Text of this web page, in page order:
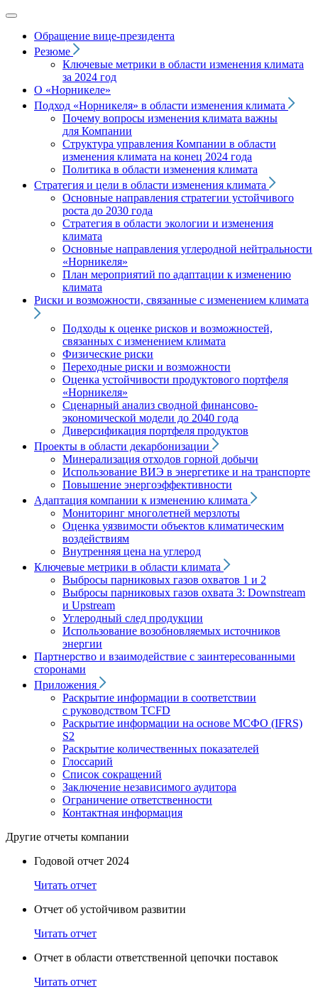
Обращение вице‑президента
Резюме
Ключевые метрики в области изменения климата
за 2024 год
О «Норникеле»
Подход «Норникеля» в области изменения климата
Почему вопросы изменения климата важны
для Компании
Структура управления Компании в области
изменения климата на конец 2024 года
Политика в области изменения климата
Стратегия и цели в области изменения климата
Основные направления стратегии устойчивого
роста до 2030 года
Стратегия в области экологии и изменения
климата
Основные направления углеродной нейтральности
«Норникеля»
План мероприятий по адаптации к изменению
климата
Риски и возможности, связанные с изменением климата
Подходы к оценке рисков и возможностей,
связанных с изменением климата
Физические риски
Переходные риски и возможности
Оценка устойчивости продуктового портфеля
«Норникеля»
Сценарный анализ сводной финансово-
экономической модели до 2040 года
Диверсификация портфеля продуктов
Проекты в области декарбонизации
Минерализация отходов горной добычи
Использование ВИЭ в энергетике и на транспорте
Повышение энергоэффективности
Адаптация компании к изменению климата
Мониторинг многолетней мерзлоты
Оценка уязвимости объектов климатическим
воздействиям
Внутренняя цена на углерод
Ключевые метрики в области климата
Выбросы парниковых газов охватов 1 и 2
Выбросы парниковых газов охвата 3: Downstream
и Upstream
Углеродный след продукции
Использование возобновляемых источников
энергии
Партнерство и взаимодействие с заинтересованными
сторонами
Приложения
Раскрытие информации в соответствии
с руководством TCFD
Раскрытие информации на основе МСФО (IFRS)
S2
Раскрытие количественных показателей
Глоссарий
Список сокращений
Заключение независимого аудитора
Ограничение ответственности
Контактная информация
Другие отчеты компании
Годовой отчет 2024
Читать отчет
Отчет об устойчивом развитии
Читать отчет
Отчет в области ответственной цепочки поставок
Читать отчет